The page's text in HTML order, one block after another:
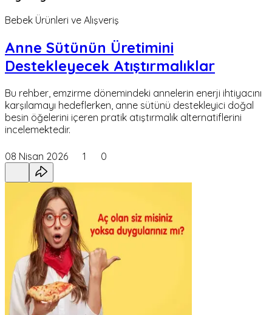
Bebek Ürünleri ve Alışveriş
Anne Sütünün Üretimini
Destekleyecek Atıştırmalıklar
Bu rehber, emzirme dönemindeki annelerin enerji ihtiyacını
karşılamayı hedeflerken, anne sütünü destekleyici doğal
besin öğelerini içeren pratik atıştırmalık alternatiflerini
incelemektedir.
08 Nisan 2026 1 0